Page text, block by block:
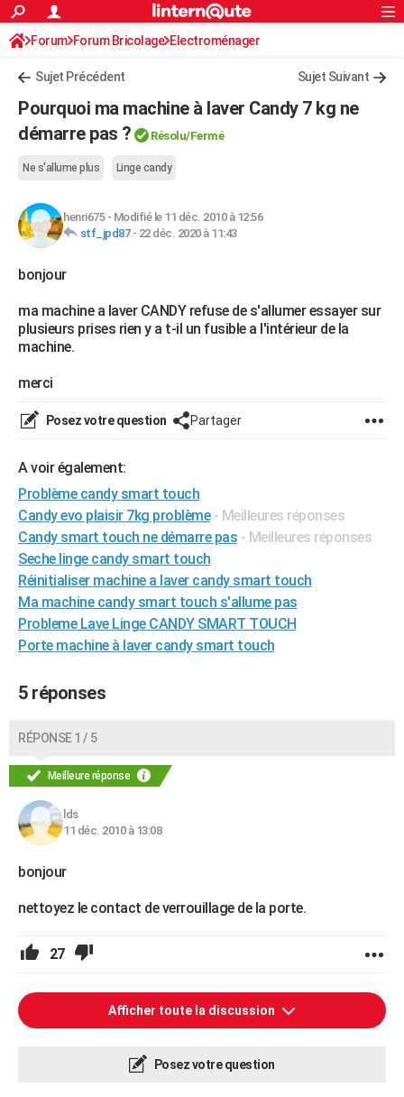
ACTUALITÉS
Politique
Société
Faits Divers
Education
Monde
Villes
+
Programme TV
TNTStreaming
Cinéma
Sorties cinéma
Musique
FINANCE
Retraite
Impôts
Epargne
Immobilier
Risques naturels par ville
Banque
Assurance
Crédit
AUTO
Essais
Réserver un essai
Citadines
Berlines
SUV
Forum auto
HIGH-TECH
Mobiles
Meilleur smartphone
Internet
Ordinateurs
Jeux vidéo
Guide high-tech
+BRICOLAGE
Forum
Aménagement intérieur
Extérieur
Cuisine
Salle de bains
Jardinage
Rangement
WEEK-END
Guides de France
Escapades
Patrimoine
Expositions
Musées
Week-end nature
+LIFESTYLE
Art de vivre
Bien-être
Loisirs
Mode
Modes de vie
SANTE
Alimentation
Guide de la santé
Maladies
Médicaments
Sommeil
VOYAGE
Destinations
City break
Voyage nature
Voyage de noces
Forum
Climat
PHOTO
GUIDES D'ACHAT
BONS PLANS
CARTE DE VOEUX
Carte de Noël
Carte Bonne année
Carte Saint-Valentin
Carte Pâques
Carte d'anniversaire
DICTIONNAIRE
Dictionnaire
Biographies
Citations
Expressions
Proverbes
PROGRAMME TV
COPAINS D'AVANT
S'inscrire
Connexion
Forum Forum Bricolage Electroménager
Sujet Précédent Sujet Suivant
Pourquoi ma machine à laver Candy 7 kg ne
démarre pas ?
Résolu/Fermé
Ne s'allume plus Linge candy
henri675- Modifié le 11 déc. 2010 à 12:56
stf_jpd87- 22 déc. 2020 à 11:43
bonjour
ma machine a laver CANDY refuse de s'allumer essayer sur
plusieurs prises rien y a t-il un fusible a l'intérieur de la
machine.
merci
Posez votre question Partager
A voir également:
Problème candy smart touch
Candy evo plaisir 7kg problème - Meilleures réponses
Candy smart touch ne démarre pas - Meilleures réponses
Seche linge candy smart touch
Réinitialiser machine a laver candy smart touch
Ma machine candy smart touch s'allume pas
Probleme Lave Linge CANDY SMART TOUCH
Porte machine à laver candy smart touch
5 réponses
RÉPONSE 1 / 5
Meilleure réponse
lds
11 déc. 2010 à 13:08
bonjour
nettoyez le contact de verrouillage de la porte.
27
Afficher toute la discussion
Posez votre question